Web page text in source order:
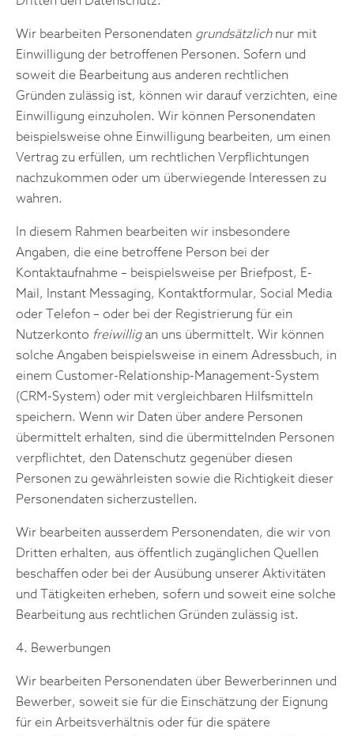
Wir bearbeiten Personendaten grundsätzlichnur mit
Einwilligung der betroffenen Personen. Sofern und
soweit die Bearbeitung aus anderen rechtlichen
Gründen zulässig ist, können wir darauf verzichten, eine
Einwilligung einzuholen. Wir können Personendaten
beispielsweise ohne Einwilligung bearbeiten, um einen
Vertrag zu erfüllen, um rechtlichen Verpflichtungen
nachzukommen oder um überwiegende Interessen zu
wahren.
In diesem Rahmen bearbeiten wir insbesondere
Angaben, die eine betroffene Person bei der
Kontaktaufnahme – beispielsweise per Briefpost, E-
Mail, Instant Messaging, Kontaktformular, Social Media
oder Telefon – oder bei der Registrierung für ein
Nutzerkonto freiwilligan uns übermittelt. Wir können
solche Angaben beispielsweise in einem Adressbuch, in
einem Customer-Relationship-Management-System
(CRM-System) oder mit vergleichbaren Hilfsmitteln
speichern. Wenn wir Daten über andere Personen
übermittelt erhalten, sind die übermittelnden Personen
verpflichtet, den Datenschutz gegenüber diesen
Personen zu gewährleisten sowie die Richtigkeit dieser
Personendaten sicherzustellen.
Wir bearbeiten ausserdem Personendaten, die wir von
Dritten erhalten, aus öffentlich zugänglichen Quellen
beschaffen oder bei der Ausübung unserer Aktivitäten
und Tätigkeiten erheben, sofern und soweit eine solche
Bearbeitung aus rechtlichen Gründen zulässig ist.
4. Bewerbungen
Wir bearbeiten Personendaten über Bewerberinnen und
Bewerber, soweit sie für die Einschätzung der Eignung
für ein Arbeitsverhältnis oder für die spätere